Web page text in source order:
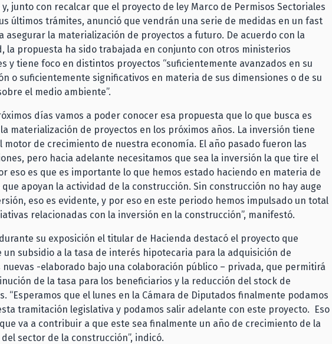
junto con recalcar que el proyecto de ley Marco de Permisos Sectoriales
últimos trámites, anunció que vendrán una serie de medidas en un fast
asegurar la materialización de proyectos a futuro. De acuerdo con la
la propuesta ha sido trabajada en conjunto con otros ministerios
y tiene foco en distintos proyectos “suficientemente avanzados en su
o suficientemente significativos en materia de sus dimensiones o de su
el medio ambiente”.
días vamos a poder conocer esa propuesta que lo que busca es
materialización de proyectos en los próximos años. La inversión tiene
motor de crecimiento de nuestra economía. El año pasado fueron las
pero hacia adelante necesitamos que sea la inversión la que tire el
eso es que es importante lo que hemos estado haciendo en materia de
apoyan la actividad de la construcción. Sin construcción no hay auge
eso es evidente, y por eso en este periodo hemos impulsado un total
relacionadas con la inversión en la construcción”, manifestó.
su exposición el titular de Hacienda destacó el proyecto que
un subsidio a la tasa de interés hipotecaria para la adquisición de
nuevas -elaborado bajo una colaboración público – privada, que permitirá
de la tasa para los beneficiarios y la reducción del stock de
“Esperamos que el lunes en la Cámara de Diputados finalmente podamos
tramitación legislativa y podamos salir adelante con este proyecto. Eso
va a contribuir a que este sea finalmente un año de crecimiento de la
sector de la construcción”, indicó.